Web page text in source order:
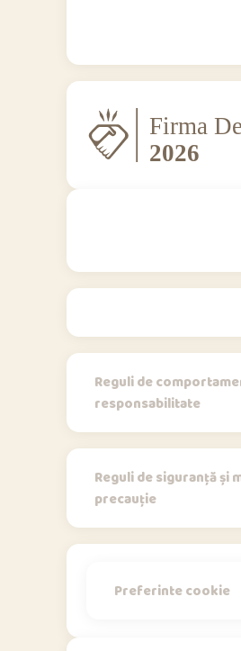
Reguli de
responsabilitate
Reguli de siguranță și
precauție
Preferinte cookie